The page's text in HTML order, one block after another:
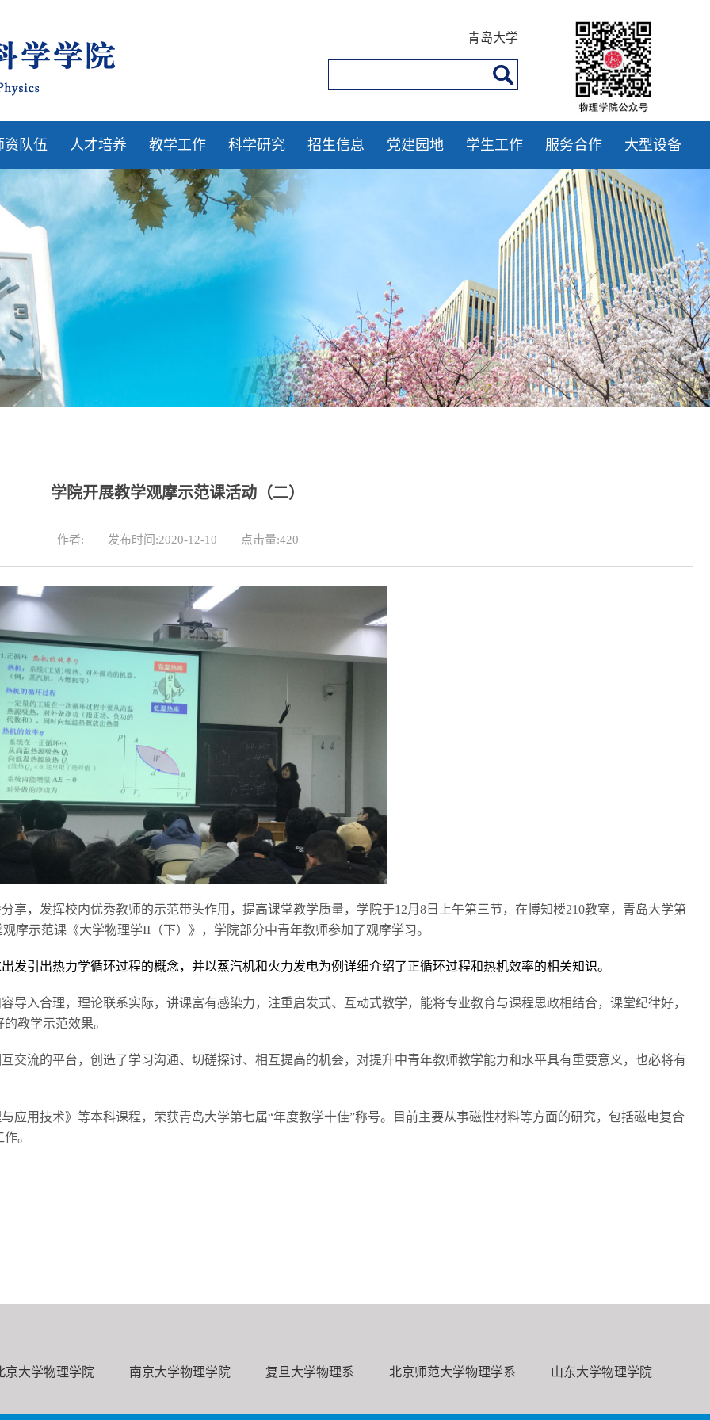
青岛大学
资队伍 人才培养 教学工作 科学研究 招生信息 党建园地 学生工作 服务合作 大型设备
学院开展教学观摩示范课活动（二）
作者: 发布时间:2020-12-10 点击量:420
享，发挥校内优秀教师的示范带头作用，提高课堂教学质量，学院于12月8日上午第三节，在博知楼210教室，青岛大学第
摩示范课《大学物理学II（下）》，学院部分中青年教师参加了观摩学习。
发引出热力学循环过程的概念，并以蒸汽机和火力发电为例详细介绍了正循环过程和热机效率的相关知识。
导入合理，理论联系实际，讲课富有感染力，注重启发式、互动式教学，能将专业教育与课程思政相结合，课堂纪律好，
教学示范效果。
交流的平台，创造了学习沟通、切磋探讨、相互提高的机会，对提升中青年教师教学能力和水平具有重要意义，也必将有
应用技术》等本科课程，荣获青岛大学第七届“年度教学十佳”称号。目前主要从事磁性材料等方面的研究，包括磁电复合
。
京大学物理学院 南京大学物理学院 复旦大学物理系 北京师范大学物理学系 山东大学物理学院